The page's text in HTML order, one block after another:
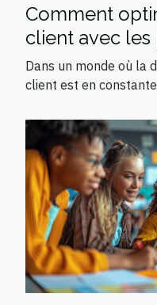
Comment
client avec
chatbots
Dans un monde où la
client est en